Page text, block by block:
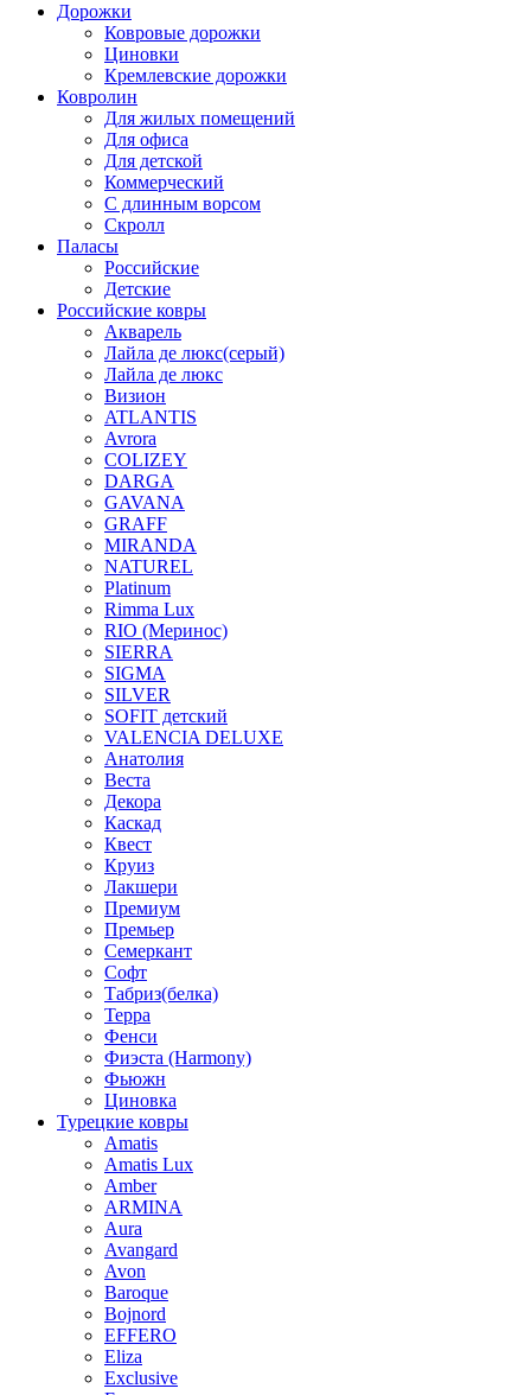
Дорожки
Ковровые дорожки
Циновки
Кремлевские дорожки
Ковролин
Для жилых помещений
Для офиса
Для детской
Коммерческий
С длинным ворсом
Скролл
Паласы
Российские
Детские
Российские ковры
Акварель
Лайла де люкс(серый)
Лайла де люкс
Визион
ATLANTIS
Avrora
COLIZEY
DARGA
GAVANA
GRAFF
MIRANDA
NATUREL
Platinum
Rimma Lux
RIO (Меринос)
SIERRA
SIGMA
SILVER
SOFIT детский
VALENCIA DELUXE
Анатолия
Веста
Декора
Каскад
Квест
Круиз
Лакшери
Премиум
Премьер
Семеркант
Софт
Табриз(белка)
Терра
Фенси
Фиэста (Harmony)
Фьюжн
Циновка
Турецкие ковры
Amatis
Amatis Lux
Amber
ARMINA
Aura
Avangard
Avon
Baroque
Bojnord
EFFERO
Eliza
Exclusive